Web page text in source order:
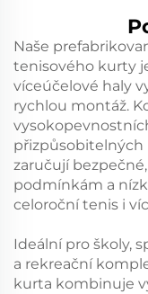
Naše
tenisového kurty
víceúčelové haly
rychlou montáž.
přizpůsobitelných
zaručují
podmínkám a
celoroční tenis i
Ideální pro školy,
a rekreační
kurta kombinuje